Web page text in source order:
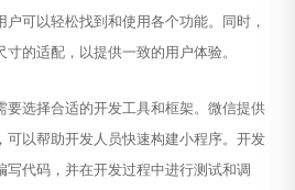
可以轻松找到和使用各个功能。同时，
的适配，以提供一致的用户体验。
要选择合适的开发工具和框架。微信提供
可以帮助开发人员快速构建小程序。开发
写代码，并在开发过程中进行测试和调